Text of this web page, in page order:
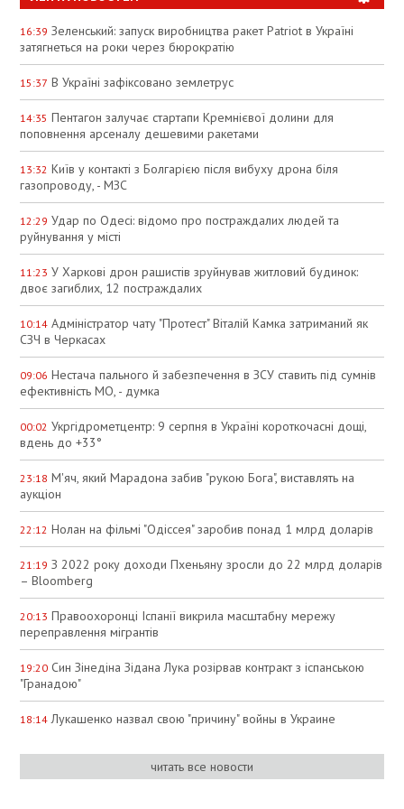
16:39 Зеленський: запуск виробництва ракет Patriot в Україні
затягнеться на роки через бюрократію
15:37 В Україні зафіксовано землетрус
14:35 Пентагон залучає стартапи Кремнієвої долини для
поповнення арсеналу дешевими ракетами
13:32 Київ у контакті з Болгарією після вибуху дрона біля
газопроводу, - МЗС
12:29 Удар по Одесі: відомо про постраждалих людей та
руйнування у місті
11:23 У Харкові дрон рашистів зруйнував житловий будинок:
двоє загиблих, 12 постраждалих
10:14 Адміністратор чату "Протест" Віталій Камка затриманий як
СЗЧ в Черкасах
09:06 Нестача пального й забезпечення в ЗСУ ставить під сумнів
ефективність МО, - думка
00:02 Укргідрометцентр: 9 серпня в Україні короткочасні дощі,
вдень до +33°
23:18 М'яч, який Марадона забив "рукою Бога", виставлять на
аукціон
22:12 Нолан на фільмі "Одіссея" заробив понад 1 млрд доларів
21:19 З 2022 року доходи Пхеньяну зросли до 22 млрд доларів
– Bloomberg
20:13 Правоохоронці Іспанії викрила масштабну мережу
переправлення мігрантів
19:20 Син Зінедіна Зідана Лука розірвав контракт з іспанською
"Гранадою"
18:14 Лукашенко назвал свою "причину" войны в Украине
читать все новости